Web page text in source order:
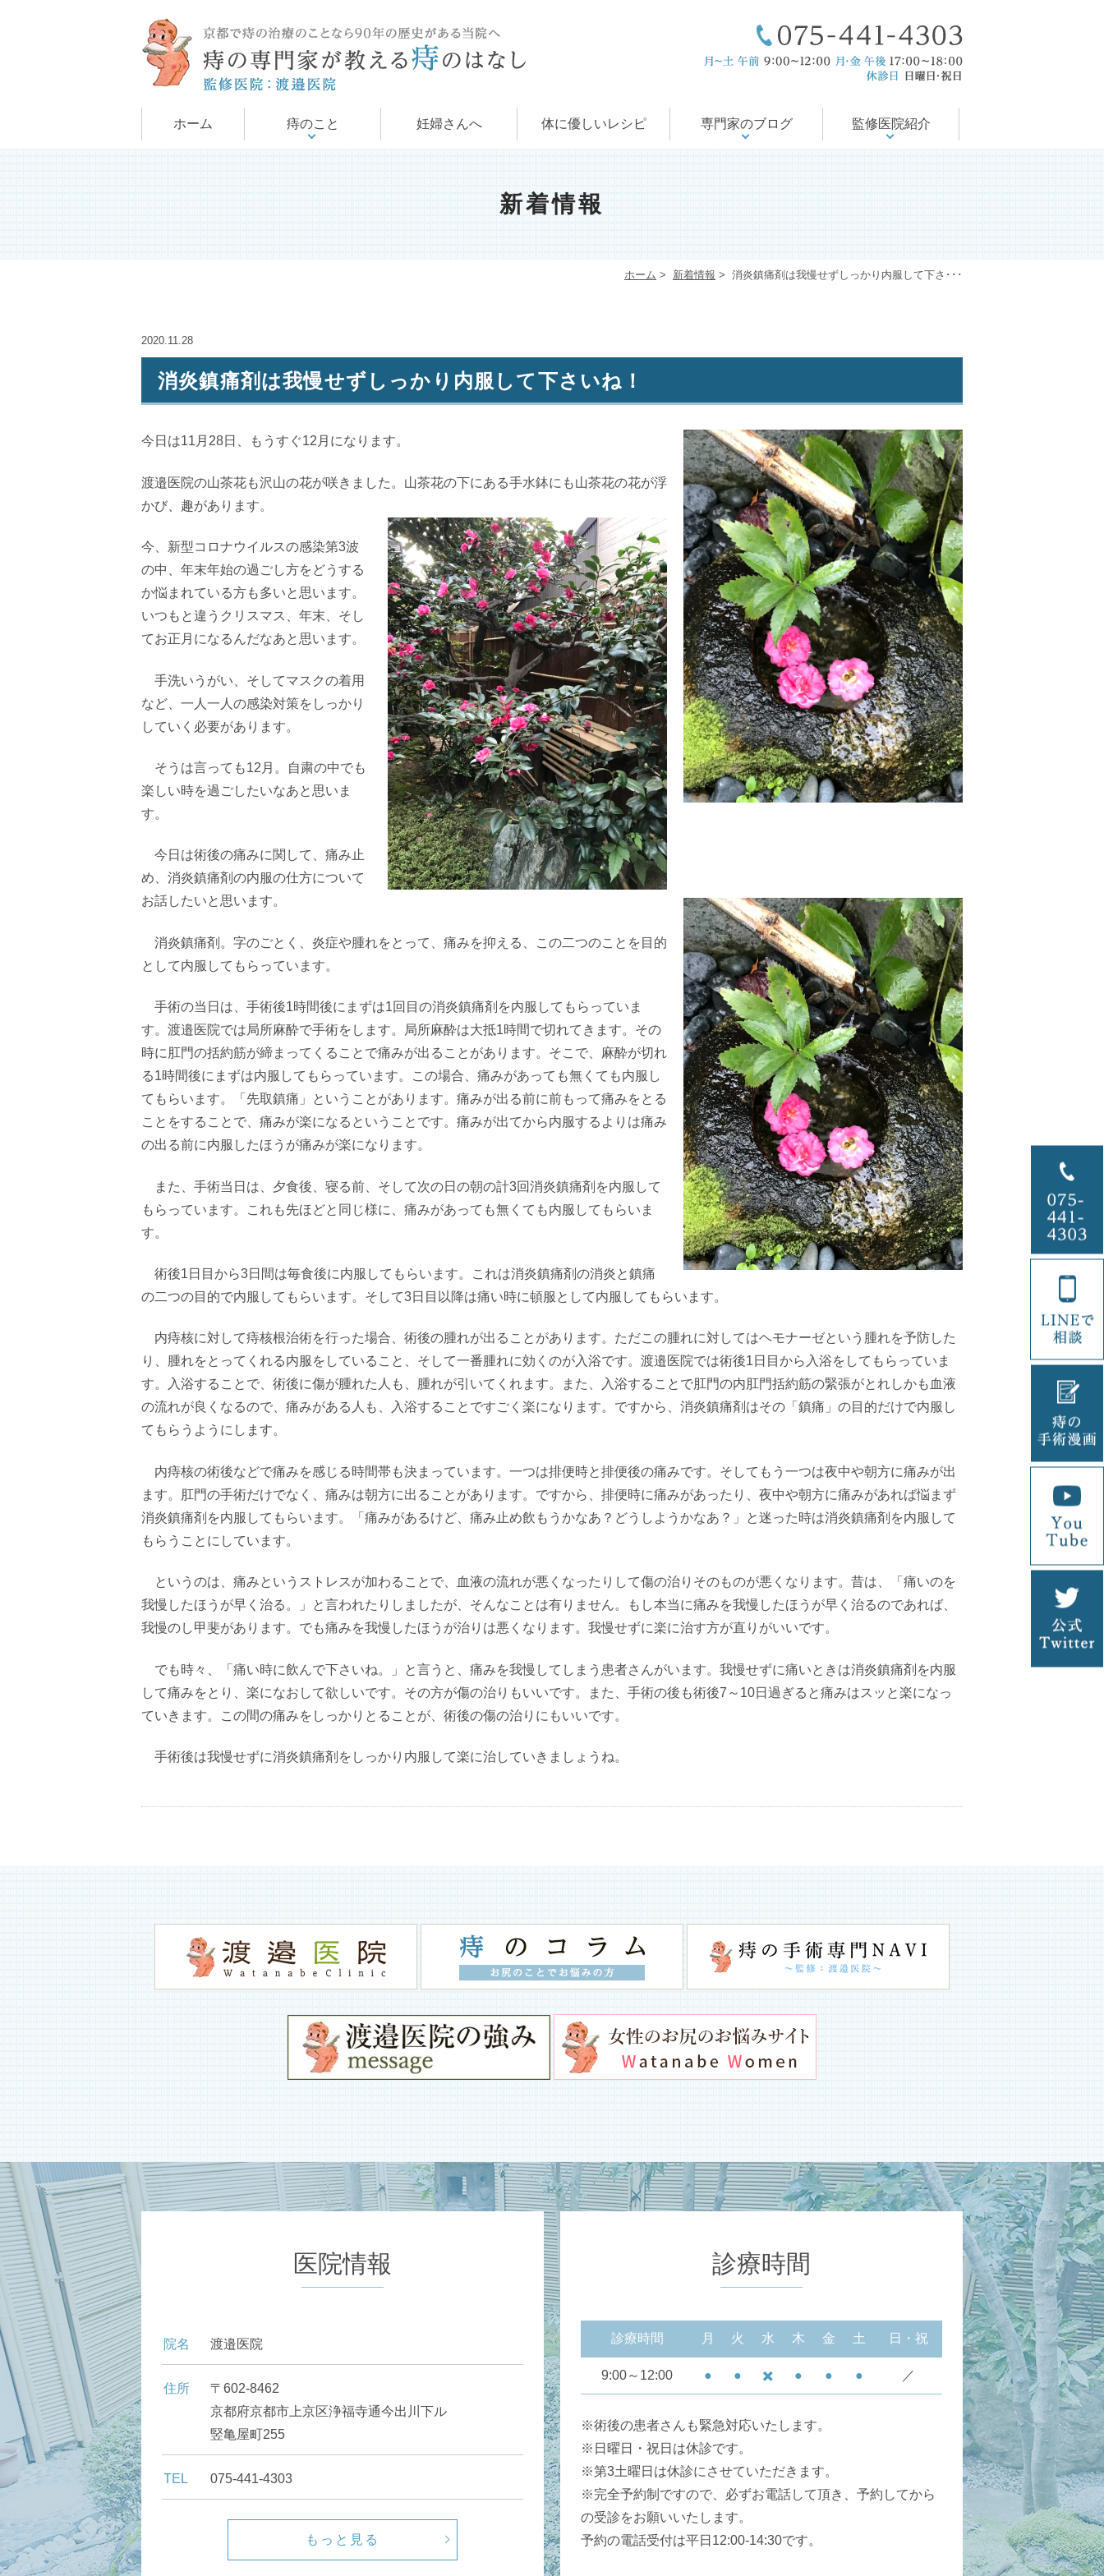
ホーム 痔のこと
痔について
手術について 妊婦さんへ 体に優しいレシピ 専門家のブログ
お尻の病気
痔の治療
痔の治療後サポート
学会・論文
肛門科医の徒然日記 監修医院紹介
ドクター紹介
当院のコンセプト
入院対応可能
診療案内
診療時間
アクセス
新着情報
ホーム > 新着情報 > 消炎鎮痛剤は我慢せずしっかり内服して下さ･･･
2020.11.28
消炎鎮痛剤は我慢せずしっかり内服して下さいね！
今日は11 月 28日、もうすぐ12 月になります。
渡邉医院の山茶花も沢山の花が咲きました。山茶花の下にある手水鉢にも山茶花の花が浮
かび、趣があります。
今、新型コロナウイルスの感染第3波
の中、年末年始の過ごし方をどうする
か悩まれている方も多いと思います。
いつもと違うクリスマス、年末、そし
てお正月になるんだなあと思います。
手洗いうがい、そしてマスクの着用
など、一人一人の感染対策をしっかり
していく必要があります。
そうは言っても12 月。自粛の中でも
楽しい時を過ごしたいなあと思いま
す。
今日は術後の痛みに関して、痛み止
め、消炎鎮痛剤の内服の仕方について
お話したいと思います。
消炎鎮痛剤。字のごとく、炎症や腫れをとって、痛みを抑える、この二つのことを目的
として内服してもらっています。
手術の当日は、手術後1時間後にまずは1回目の消炎鎮痛剤を内服してもらっていま
す。渡邉医院では局所麻酔で手術をします。局所麻酔は大抵1時間で切れてきます。その
時に肛門の括約筋が締まってくることで痛みが出ることがあります。そこで、麻酔が切れ
る1時間後にまずは内服してもらっています。この場合、痛みがあっても無くても内服し
てもらいます。「先取鎮痛」ということがあります。痛みが出る前に前もって痛みをとる
ことをすることで、痛みが楽になるということです。痛みが出てから内服するよりは痛み
の出る前に内服したほうが痛みが楽になります。
また、手術当日は、夕食後、寝る前、そして次の日の朝の計3回消炎鎮痛剤を内服して
もらっています。これも先ほどと同じ様に、痛みがあっても無くても内服してもらいま
す。
術後1 日目から3日間は毎食後に内服してもらいます。これは消炎鎮痛剤の消炎と鎮痛
の二つの目的で内服してもらいます。そして3日目以降は痛い時に頓服として内服してもらいます。
内痔核に対して痔核根治術を行った場合、術後の腫れが出ることがあります。ただこの腫れに対してはヘモナーゼという腫れを予防した
り、腫れをとってくれる内服をしていること、そして一番腫れに効くのが入浴です。渡邉医院では術後1 日目から入浴をしてもらっていま
す。入浴することで、術後に傷が腫れた人も、腫れが引いてくれます。また、入浴することで肛門の内肛門括約筋の緊張がとれしかも血液
の流れが良くなるので、痛みがある人も、入浴することですごく楽になります。ですから、消炎鎮痛剤はその「鎮痛」の目的だけで内服し
てもらうようにします。
内痔核の術後などで痛みを感じる時間帯も決まっています。一つは排便時と排便後の痛みです。そしてもう一つは夜中や朝方に痛みが出
ます。肛門の手術だけでなく、痛みは朝方に出ることがあります。ですから、排便時に痛みがあったり、夜中や朝方に痛みがあれば悩まず
消炎鎮痛剤を内服してもらいます。「痛みがあるけど、痛み止め飲もうかなあ？どうしようかなあ？」と迷った時は消炎鎮痛剤を内服して
もらうことにしています。
というのは、痛みというストレスが加わることで、血液の流れが悪くなったりして傷の治りそのものが悪くなります。昔は、「痛いのを
我慢したほうが早く治る。」と言われたりしましたが、そんなことは有りません。もし本当に痛みを我慢したほうが早く治るのであれば、
我慢のし甲斐があります。でも痛みを我慢したほうが治りは悪くなります。我慢せずに楽に治す方が直りがいいです。
でも時々、「痛い時に飲んで下さいね。」と言うと、痛みを我慢してしまう患者さんがいます。我慢せずに痛いときは消炎鎮痛剤を内服
して痛みをとり、楽になおして欲しいです。その方が傷の治りもいいです。また、手術の後も術後7 ～ 10日過ぎると痛みはスッと楽になっ
ていきます。この間の痛みをしっかりとることが、術後の傷の治りにもいいです。
手術後は我慢せずに消炎鎮痛剤をしっかり内服して楽に治していきましょうね。
医院情報
院名 渡邉医院
住所
〒602-8462
京都府京都市上京区浄福寺通今出川下ル
竪亀屋町255
TEL 075-441-4303
もっと見る
診療時間
診療時間 月 火 水 木 金 土 日・祝
9:00～12:00 ● ● ✖️ ● ● ● ／
※術後の患者さんも緊急対応いたします。
※日曜日・祝日は休診です。
※第3土曜日は休診にさせていただきます。
※完全予約制ですので、必ずお電話して頂き、予約してから
の受診をお願いいたします。
予約の電話受付は平日12:00-14:30です。